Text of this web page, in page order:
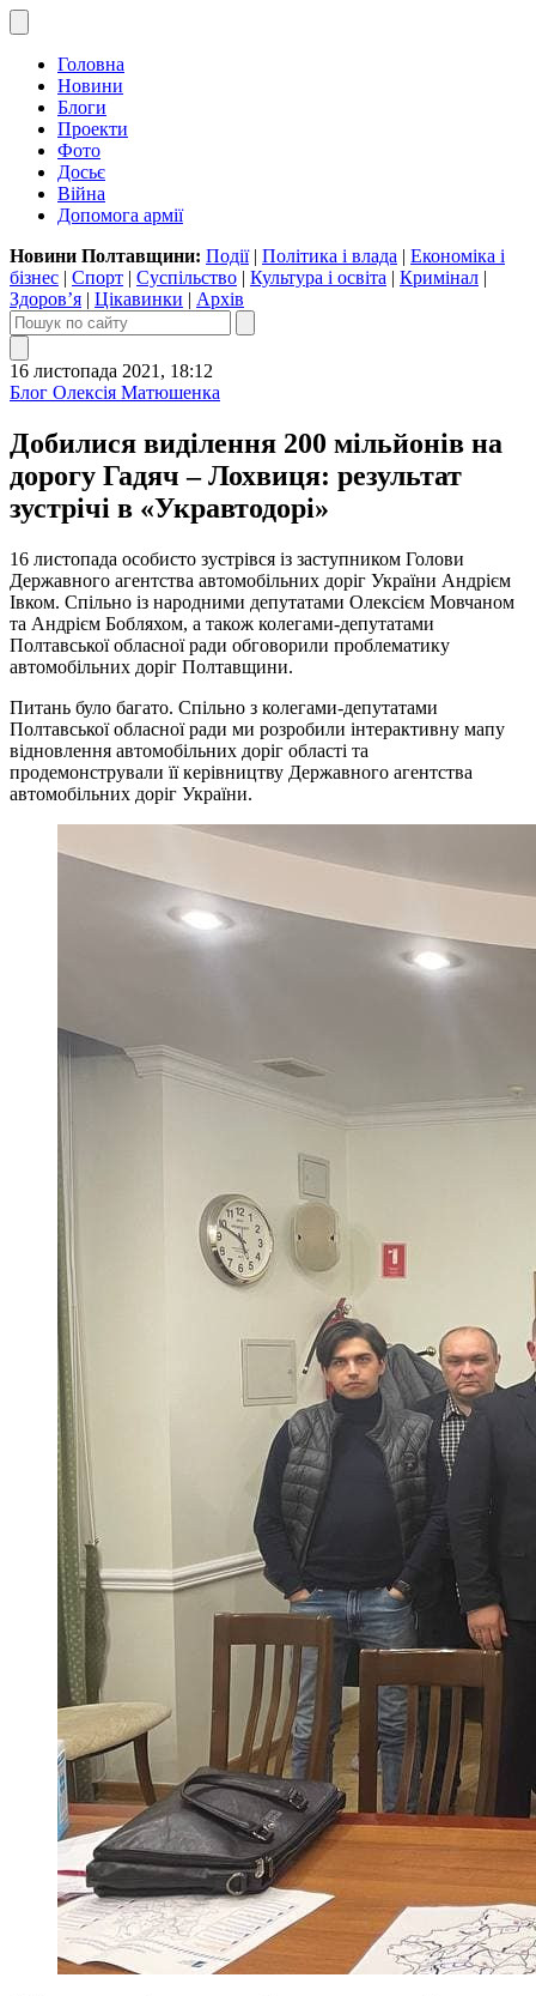
Головна
Новини
Блоги
Проекти
Фото
Досьє
Війна
Допомога армії
Новини Полтавщини: Події| Політика і влада | Економіка і
бізнес | Спорт | Суспільство | Культура і освіта | Кримінал |
Здоров’я | Цікавинки | Архів
16 листопада 2021, 18:12
Блог Олексія Матюшенка
Добилися виділення 200 мільйонів на
дорогу Гадяч – Лохвиця: результат
зустрічі в «Укравтодорі»
16 листопада особисто зустрівся із заступником Голови
Державного агентства автомобільних доріг України Андрієм
Івком. Спільно із народними депутатами Олексієм Мовчаном
та Андрієм Бобляхом, а також колегами-депутатами
Полтавської обласної ради обговорили проблематику
автомобільних доріг Полтавщини.
Питань було багато. Спільно з колегами-депутатами
Полтавської обласної ради ми розробили інтерактивну мапу
відновлення автомобільних доріг області та
продемонстрували її керівництву Державного агентства
автомобільних доріг України.